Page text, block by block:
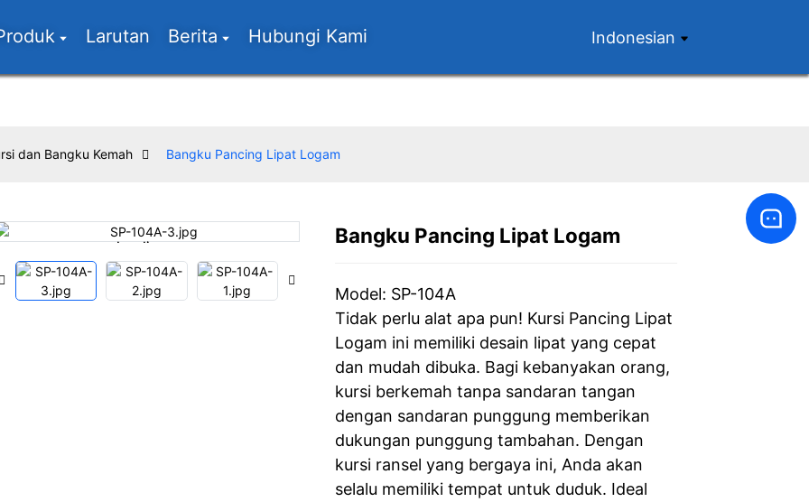
Larutan Berita Hubungi Kami Indonesian
dan Bangku Kemah Bangku Pancing Lipat Logam
Loading...
Loading... Loading...
Loading... Loading...
Loading...
Bangku Pancing Lipat Logam
Model: SP-104A
Tidak perlu alat apa pun! Kursi Pancing Lipat
Logam ini memiliki desain lipat yang cepat
dan mudah dibuka. Bagi kebanyakan orang,
kursi berkemah tanpa sandaran tangan
dengan sandaran punggung memberikan
dukungan punggung tambahan. Dengan
kursi ransel yang bergaya ini, Anda akan
selalu memiliki tempat untuk duduk. Ideal